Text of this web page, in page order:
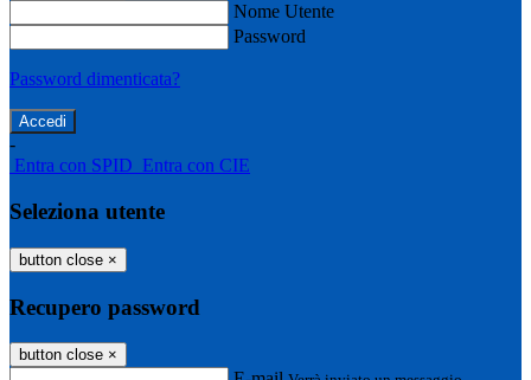
Nome Utente
Password
Password dimenticata?
-
Entra con SPID Entra con CIE
Seleziona utente
button close ×
Recupero password
button close ×